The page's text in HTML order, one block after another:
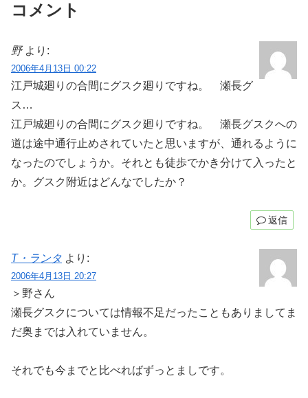
コメント
野 より:
2006年4月13日 00:22
江戸城廻りの合間にグスク廻りですね。 瀬長グ
ス…
江戸城廻りの合間にグスク廻りですね。 瀬長グスクへの
道は途中通行止めされていたと思いますが、通れるように
なったのでしょうか。それとも徒歩でかき分けて入ったと
か。グスク附近はどんなでしたか？
返信
T・ランタ より:
2006年4月13日 20:27
＞野さん
瀬長グスクについては情報不足だったこともありましてま
だ奥までは入れていません。
それでも今までと比べればずっとましです。